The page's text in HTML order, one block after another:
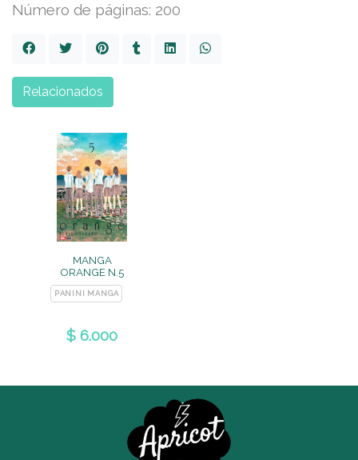
Número de páginas: 200
MANGA
ORANGE N.5
PANINI MANGA
$ 6.000
Relacionados